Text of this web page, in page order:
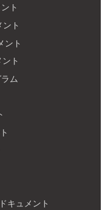
ト
ト
ント
ト
ム
キュメント